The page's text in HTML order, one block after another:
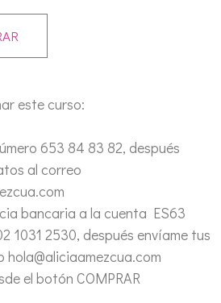
este curso:
653 84 83 82, después
al correo
bancaria a la cuenta ES63
1031 2530, después envíame tus
el botón COMPRAR